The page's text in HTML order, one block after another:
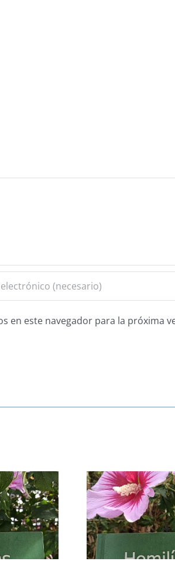
en este navegador para la próxima